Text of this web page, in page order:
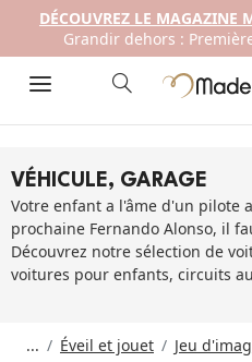
DÉCOUVREZ LE MAGAZINE
Grandir dehors :
VÉHICULE, GARAGE
Votre enfant a l'âme d'un pilote
prochaine Fernando Alonso, il
Découvrez notre sélection de
voitures pour enfants, circuits
... Éveil et jouet Jeu